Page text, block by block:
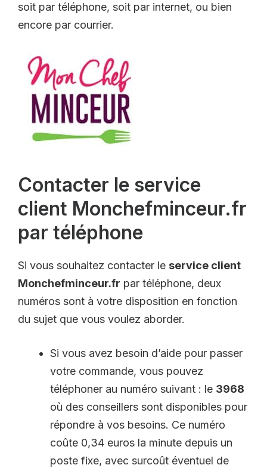
soit par téléphone, soit par internet, ou bien
encore par courrier.
Contacter le service
client Monchefminceur.fr
par téléphone
Si vous souhaitez contacter le service client
Monchefminceur.fr par téléphone, deux
numéros sont à votre disposition en fonction
du sujet que vous voulez aborder.
Si vous avez besoin d’aide pour passer
votre commande, vous pouvez
téléphoner au numéro suivant : le 3968
où des conseillers sont disponibles pour
répondre à vos besoins. Ce numéro
coûte 0,34 euros la minute depuis un
poste fixe, avec surcoût éventuel de